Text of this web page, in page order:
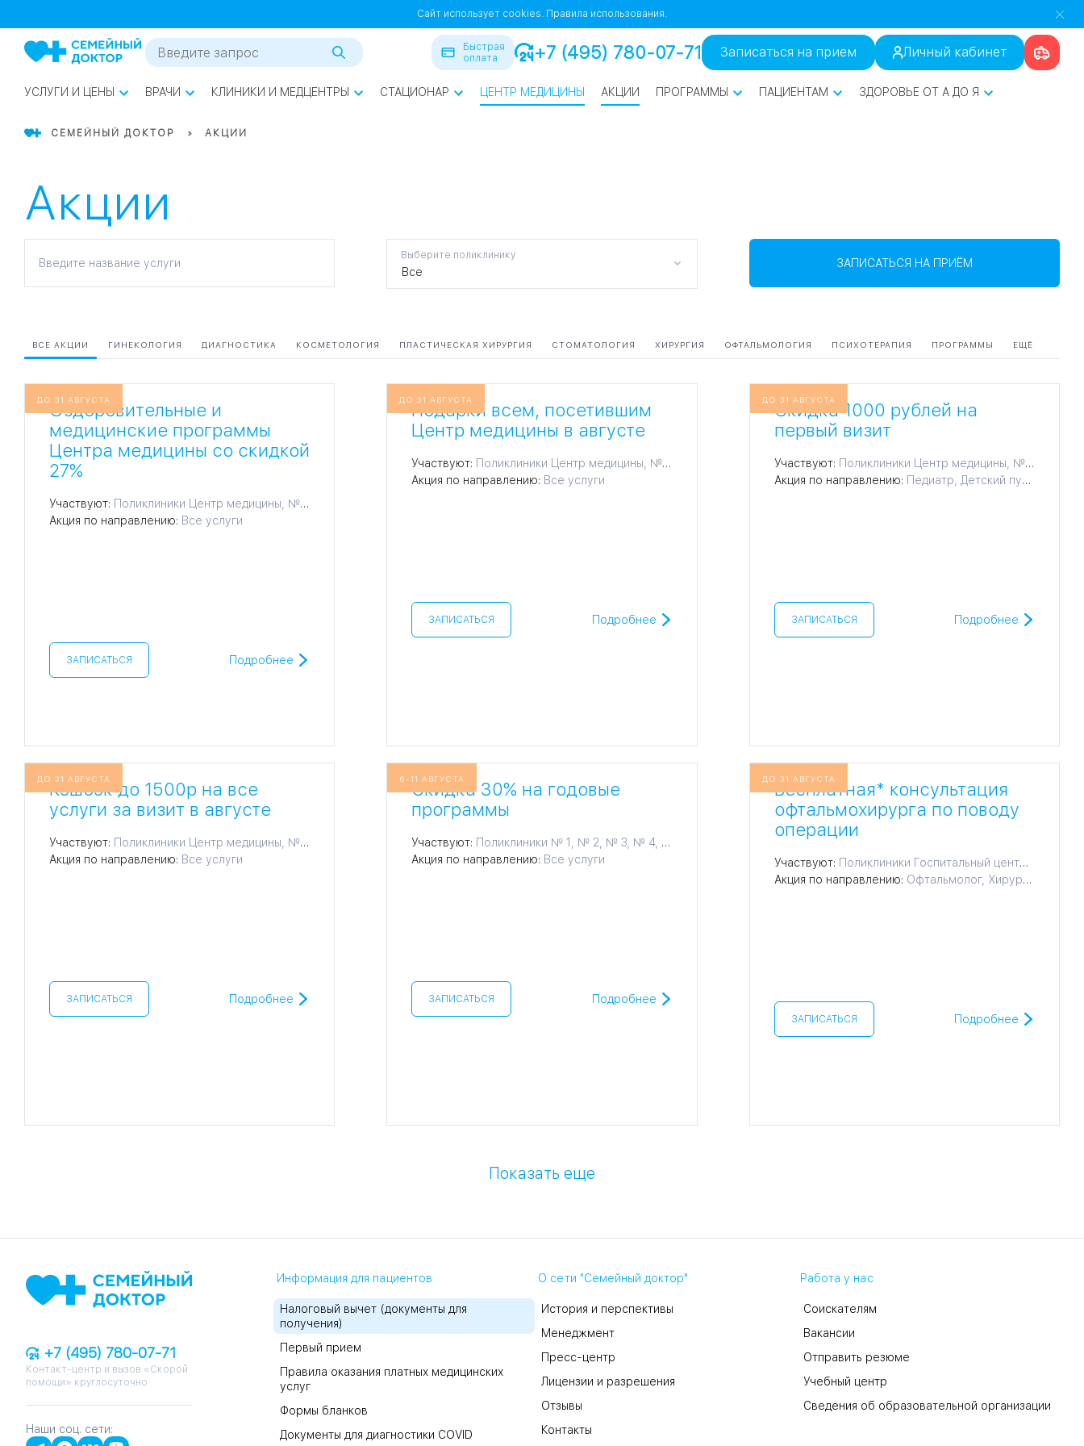
ВАО
ЦАО
САО
06
09
12
16
17
Бауманская
Павелецкая
Теплый Стан Пражская
Академическая
Университет
поле
Сайт использует cookies. Правила использования.
Быстрая
оплата
+7 (495) 780-07-71 Записаться на прием Личный кабинет
УСЛУГИ И ЦЕНЫ ВРАЧИ КЛИНИКИ И МЕДЦЕНТРЫ СТАЦИОНАР ЦЕНТР МЕДИЦИНЫ АКЦИИ ПРОГРАММЫ ПАЦИЕНТАМ ЗДОРОВЬЕ ОТ А ДО Я
СЕМЕЙНЫЙ ДОКТОР АКЦИИ
Акции
Введите название услуги
Все
Выберите поликлинику
ЗАПИСАТЬСЯ НА ПРИЁМ
ВСЕ АКЦИИ ГИНЕКОЛОГИЯ ДИАГНОСТИКА КОСМЕТОЛОГИЯ ПЛАСТИЧЕСКАЯ ХИРУРГИЯ СТОМАТОЛОГИЯ ХИРУРГИЯ ОФТАЛЬМОЛОГИЯ ПСИХОТЕРАПИЯ ПРОГРАММЫ ЕЩЁ
Оздоровительные и
медицинские программы
Центра медицины со скидкой
27%
Участвуют: Поликлиники Центр медицины, № 18
Акция по направлению: Все услуги
ЗАПИСАТЬСЯ Подробнее
ДО 31 АВГУСТА
Подарки всем, посетившим
Центр медицины в августе
Участвуют: Поликлиники Центр медицины, № 18
Акция по направлению: Все услуги
ЗАПИСАТЬСЯ Подробнее
ДО 31 АВГУСТА
Скидка 1000 рублей на
первый визит
Участвуют: Поликлиники Центр медицины, № 1, № 2, № 3, № 4, № 5, № 7, № 8, № 9, № 10, № 11, № 12, № 14, № 15, № 16, № 17, № 18
Акция по направлению: Педиатр, Детский пульмонолог, Эндокринолог, Гематолог, Нефролог, Проктолог, Ревматолог, Рефлексотерапевт, Андролог, Детский фтизиатр, Фтизиатр, Трихолог, Диетолог, Инфекционист, Челюстно-лицевой хирург, Гепатолог, Генетик, Аллерголог, Хирург, Уролог, Травматолог, Терапевт, Семейный врач (ВОП), Пульмонолог, Офтальмолог, Онколог, Невролог, Маммолог, Отоларинголог (ЛОР), Кардиолог, Дерматолог, Гастроэнтеролог
ЗАПИСАТЬСЯ Подробнее
ДО 31 АВГУСТА
Кэшбэк до 1500р на все
услуги за визит в августе
Участвуют: Поликлиники Центр медицины, № 1, № 2, № 3, № 4, № 5, № 7, № 8, № 9, № 10, № 11, № 12, № 14, № 15, № 16, № 17, № 18
Акция по направлению: Все услуги
ЗАПИСАТЬСЯ Подробнее
ДО 31 АВГУСТА
Скидка 30% на годовые
программы
Участвуют: Поликлиники № 1, № 2, № 3, № 4, № 5, № 6, № 7, № 8, № 9, № 10, № 11, № 12, № 14, № 15, № 16, № 17, № 18
Акция по направлению: Все услуги
ЗАПИСАТЬСЯ Подробнее
6-11 АВГУСТА
Бесплатная* консультация
офтальмохирурга по поводу
операции
Участвуют: Поликлиники Госпитальный центр, Офтальмологический центр
Акция по направлению: Офтальмолог, Хирургия роговицы ZEISS VisuMax, Лечение катаракты, Лечение пресбиопии, Лечение близорукости, Лазерная коррекция зрения, Хирургическое лечение глаукомы, Рефракционная замена хрусталика, Хирургия кератоконуса, Лазерное лечение глаукомы
ЗАПИСАТЬСЯ Подробнее
ДО 31 АВГУСТА
Показать еще
+7 (495) 780-07-71
Контакт-центр и вызов «Скорой
помощи» круглосуточно
Наши соц. сети:
Информация для пациентов
Налоговый вычет (документы для
получения)
Первый прием
Правила оказания платных медицинских
услуг
Формы бланков
Документы для диагностики COVID
О сети "Семейный доктор"
История и перспективы
Менеджмент
Пресс-центр
Лицензии и разрешения
Отзывы
Контакты
Работа у нас
Соискателям
Вакансии
Отправить резюме
Учебный центр
Сведения об образовательной организации